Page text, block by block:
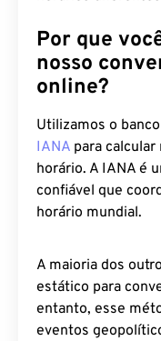
Por que
nosso
online?
Utilizamos o
IANA para
horário. A IANA é
confiável que
horário mundial.
A maioria dos
estático para
entanto, esse
eventos